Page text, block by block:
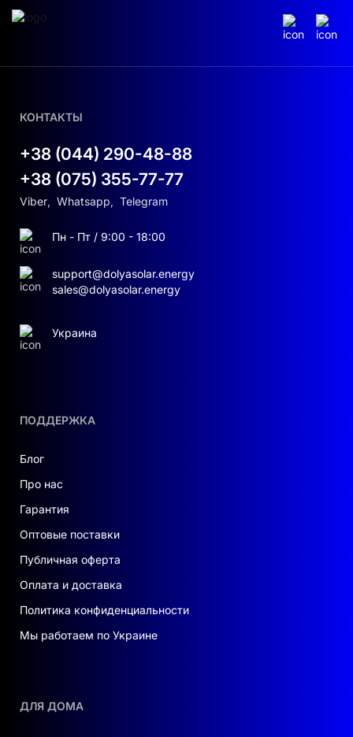
ПОДДЕРЖКА
Блог
Про нас
Гарантия
Оптовые поставки
Публичная оферта
Оплата и доставка
Политика конфиденциальности
Мы работаем по Украине
ДЛЯ ДОМА
КОНТАКТЫ
+38 (044) 290-48-88
+38 (075) 355-77-77
Viber, Whatsapp, Telegram
Пн - Пт / 9:00 - 18:00
support@dolyasolar.energy
sales@dolyasolar.energy
Украина